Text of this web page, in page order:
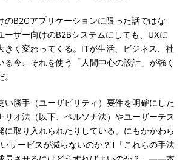
B2Cアプリケーションに限った話ではな
ーザー向けのB2Bシステムにしても、UXに
きく変わってくる。ITが生活、ビジネス、社
る今、それを使う「人間中心の設計」が強く
勝手（ユーザビリティ）要件を明確にした
リオ法（以下、ペルソナ法）やユーザーテス
に取り入れられたりしている。にもかかわら
サービスが減らないのか？｣「これらの手法